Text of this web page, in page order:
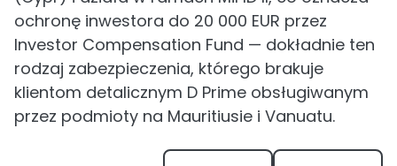
ochronę inwestora do 20 000 EUR przez
Investor Compensation Fund — dokładnie ten
rodzaj zabezpieczenia, którego brakuje
klientom detalicznym D Prime obsługiwanym
przez podmioty na Mauritiusie i Vanuatu.